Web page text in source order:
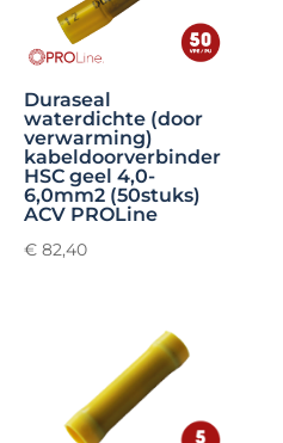
Duraseal
waterdichte (door
verwarming)
kabeldoorverbinder
HSC geel 4,0-
6,0mm2 (50stuks)
ACV PROLine
€ 82,40